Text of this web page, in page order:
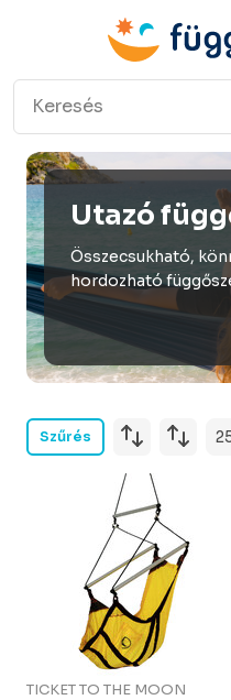
Utazó
Összecsukható,
hordozható
Szűrés
TICKET TO THE MOON